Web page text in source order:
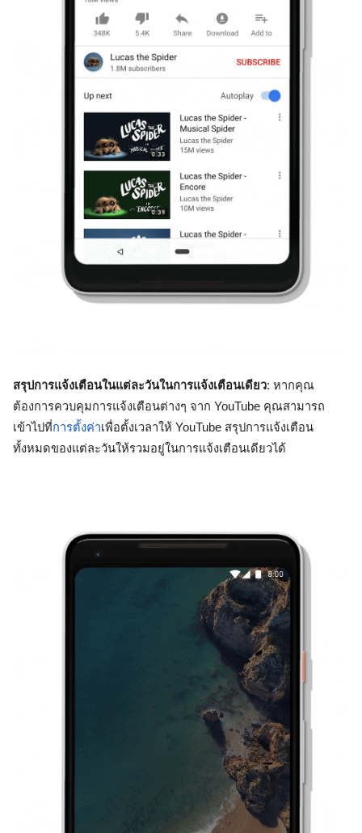
สรุปการแจ้งเตือนในแต่ละวันในการแจ้งเตือนเดียว: หากคุณ
ต้องการควบคุมการแจ้งเตือนต่างๆ จาก YouTube คุณสามารถ
เข้าไปที่การตั้งค่าเพื่อตั้งเวลาให้ YouTube สรุปการแจ้งเตือน
ทั้งหมดของแต่ละวันให้รวมอยู่ในการแจ้งเตือนเดียวได้